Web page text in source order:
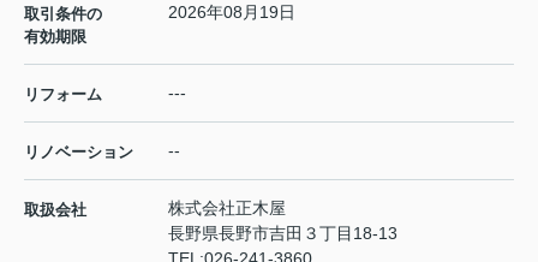
取引条件の
有効期限
2026年08月19日
リフォーム ---
リノベーション --
取扱会社
株式会社正木屋
長野県長野市吉田３丁目18-13
TEL:026-241-3860